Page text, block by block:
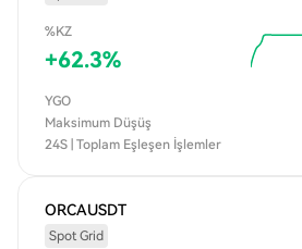
%KZ
+62.3%
YGO
Maksimum Düşüş
24S | Toplam Eşleşen İşlemler
ORCAUSDT
Spot Grid